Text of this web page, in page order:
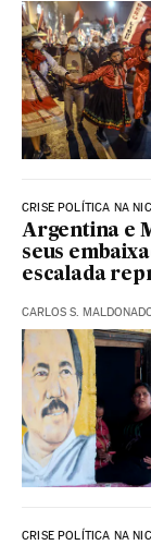
CRISE POLÍTICA NA
Argentina e
seus
escalada
CARLOS S.
CRISE POLÍTICA NA